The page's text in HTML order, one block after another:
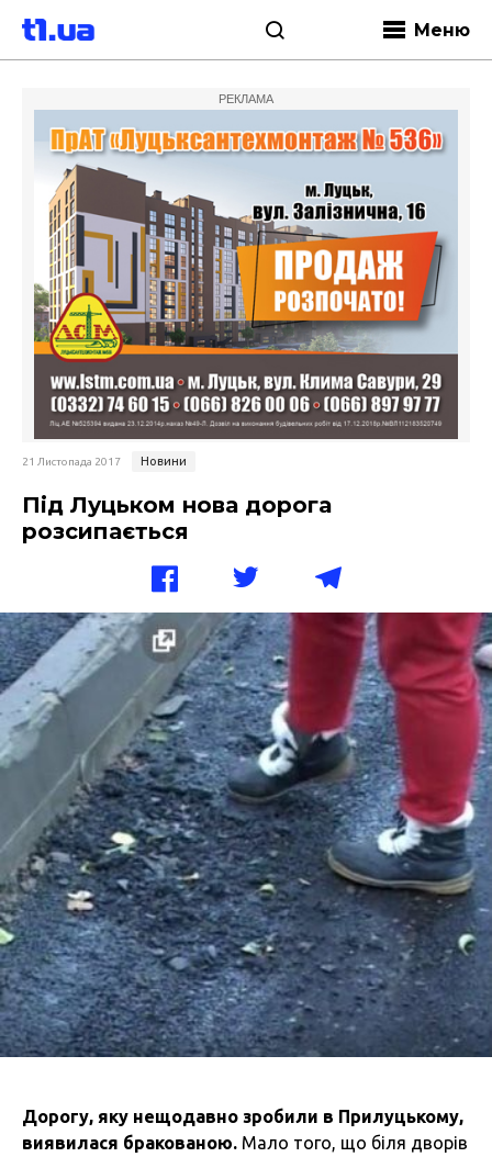
Меню
РЕКЛАМА
21 Листопада 2017 Новини
Під Луцьком нова дорога
розсипається
Дорогу, яку нещодавно зробили в Прилуцькому,
виявилася бракованою. Мало того, що біля дворів